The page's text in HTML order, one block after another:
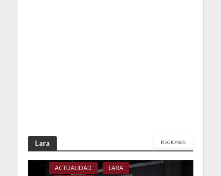
Lara REGIONES
ACTUALIDAD
LARA